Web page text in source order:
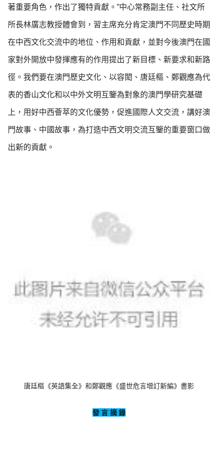
著重要角色，作出了獨特貢獻。”中心常務副主任、社文所
所長林廣志教授體會到，習主席充分肯定澳門不同歷史時期
在中西文化交流中的地位、作用和貢獻，並對今後澳門在國
家對外開放中發揮應有的作用提出了新目標、新要求和新路
徑。我們要在澳門歷史文化、以容閎、唐廷樞、鄭觀應為代
表的香山文化和以中外文明互鑒為對象的澳門學研究基礎
上，用好中西薈萃的文化優勢，促進國際人文交流，講好澳
門故事、中國故事，為打造中西文明交流互鑒的重要窗口做
出新的貢獻。
唐廷樞《英語集全》和鄭觀應《盛世危言增訂新編》書影
發 言 摘 錄